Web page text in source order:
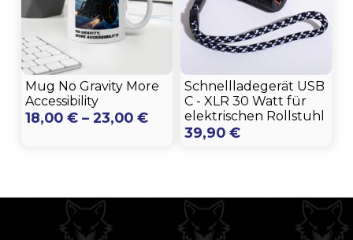
Mug No Gravity More
Accessibility
18,00 € – 23,00 €Preisspanne:
18,00 €
Schnellladegerät USB
C - XLR 30 Watt für
elektrischen Rollstuhl
39,90 €